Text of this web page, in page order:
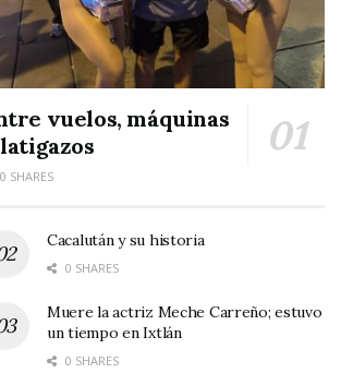
vuelos, máquinas
0 SHARES
Cacalután y su historia
0 SHARES
Muere la actriz Meche Carreño; estuvo
un tiempo en Ixtlán
0 SHARES